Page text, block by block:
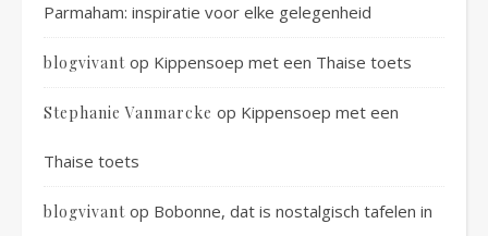
Parmaham: inspiratie voor elke gelegenheid
blogvivant op Kippensoep met een Thaise toets
Stephanie Vanmarcke op Kippensoep met een
Thaise toets
blogvivant op Bobonne, dat is nostalgisch tafelen in